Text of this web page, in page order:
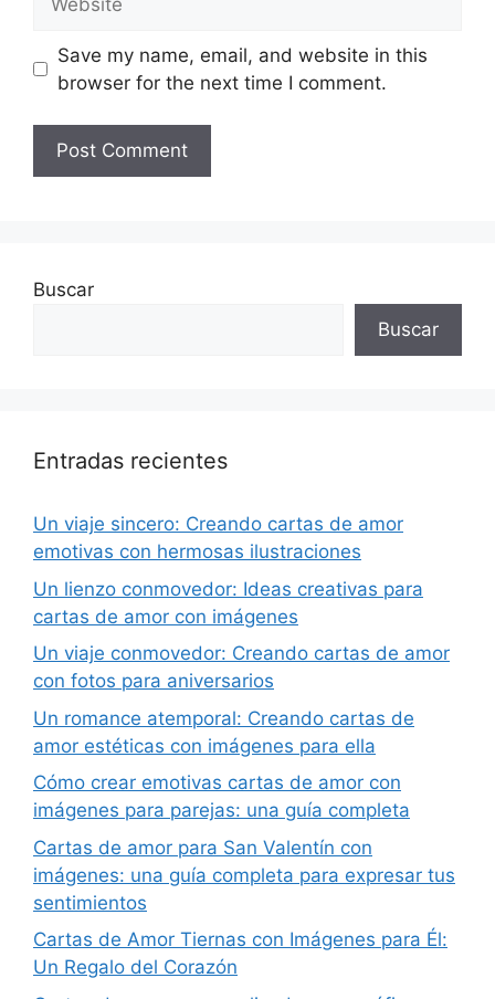
Save my name, email, and website in this
browser for the next time I comment.
Buscar
Buscar
Entradas recientes
Un viaje sincero: Creando cartas de amor
emotivas con hermosas ilustraciones
Un lienzo conmovedor: Ideas creativas para
cartas de amor con imágenes
Un viaje conmovedor: Creando cartas de amor
con fotos para aniversarios
Un romance atemporal: Creando cartas de
amor estéticas con imágenes para ella
Cómo crear emotivas cartas de amor con
imágenes para parejas: una guía completa
Cartas de amor para San Valentín con
imágenes: una guía completa para expresar tus
sentimientos
Cartas de Amor Tiernas con Imágenes para Él:
Un Regalo del Corazón